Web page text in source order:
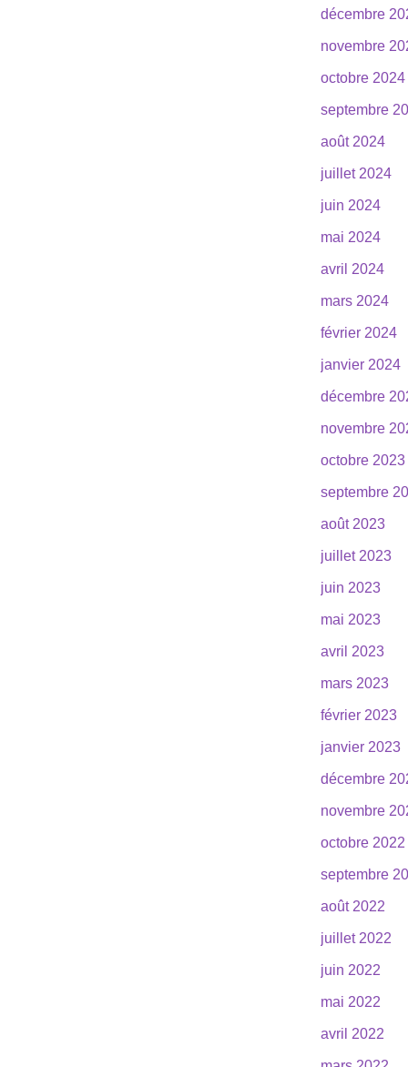
décembre
novembre
octobre 2024
septembre
août 2024
juillet 2024
juin 2024
mai 2024
avril 2024
mars 2024
février 2024
janvier 2024
décembre
novembre
octobre 2023
septembre
août 2023
juillet 2023
juin 2023
mai 2023
avril 2023
mars 2023
février 2023
janvier 2023
décembre
novembre
octobre 2022
septembre
août 2022
juillet 2022
juin 2022
mai 2022
avril 2022